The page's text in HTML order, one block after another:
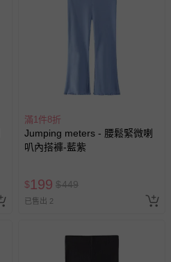
滿1件8折
Jumping meters - 腰鬆緊微喇
叭內搭褲-藍紫
$199 $449
已售出 2